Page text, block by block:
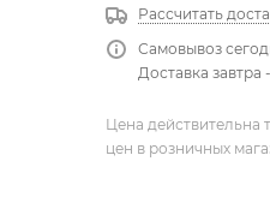
Рассчитать
Самовывоз
Доставка завтра
Цена действительна
цен в розничных